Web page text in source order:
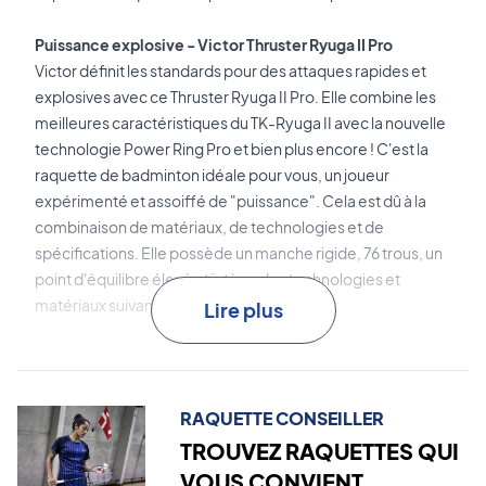
Puissance explosive - Victor Thruster Ryuga II Pro
Victor définit les standards pour des attaques rapides et
explosives avec ce Thruster Ryuga II Pro. Elle combine les
meilleures caractéristiques du TK-Ryuga II avec la nouvelle
technologie Power Ring Pro et bien plus encore ! C'est la
raquette de badminton idéale pour vous, un joueur
expérimenté et assoiffé de "puissance". Cela est dû à la
combinaison de matériaux, de technologies et de
spécifications. Elle possède un manche rigide, 76 trous, un
point d'équilibre élevé et intègre les technologies et
matériaux suivants !
stabilité en torsion supérieure pour une puissance plus
explosive.
Lire plus
RAQUETTE CONSEILLER
TROUVEZ RAQUETTES QUI